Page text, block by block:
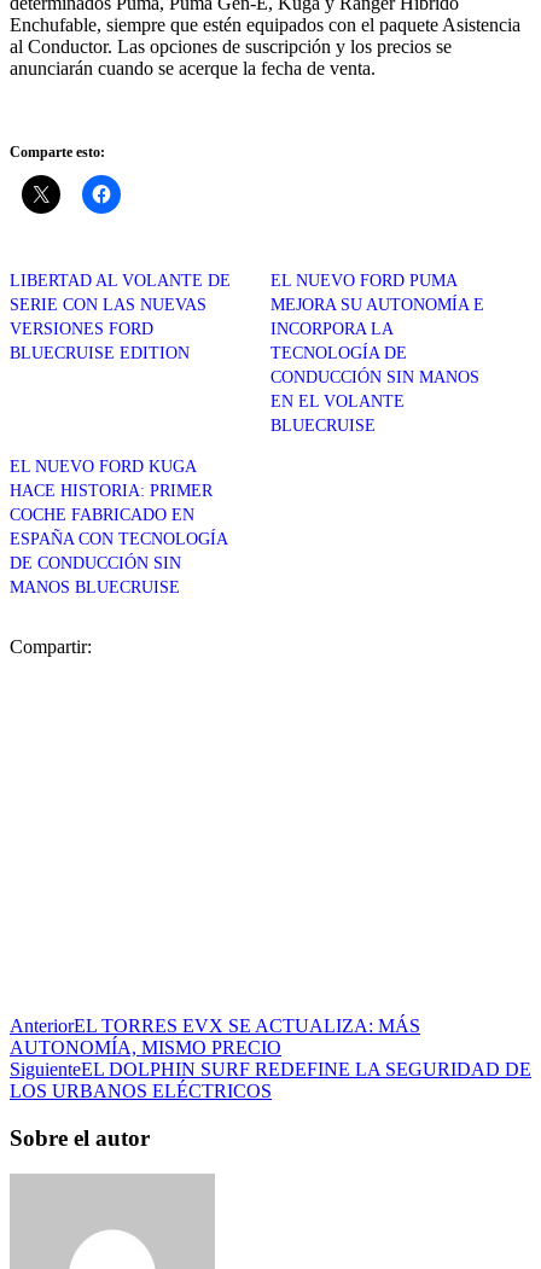
Enchufable, siempre que estén equipados con el paquete Asistencia
al Conductor. Las opciones de suscripción y los precios se
anunciarán cuando se acerque la fecha de venta.
Comparte esto:
LIBERTAD AL VOLANTE DE
SERIE CON LAS NUEVAS
VERSIONES FORD
BLUECRUISE EDITION
EL NUEVO FORD PUMA
MEJORA SU AUTONOMÍA E
INCORPORA LA
TECNOLOGÍA DE
CONDUCCIÓN SIN MANOS
EN EL VOLANTE
BLUECRUISE
EL NUEVO FORD KUGA
HACE HISTORIA: PRIMER
COCHE FABRICADO EN
ESPAÑA CON TECNOLOGÍA
DE CONDUCCIÓN SIN
MANOS BLUECRUISE
Compartir:
AnteriorEL TORRES EVX SE ACTUALIZA: MÁS
AUTONOMÍA, MISMO PRECIO
SiguienteEL DOLPHIN SURF REDEFINE LA SEGURIDAD DE
LOS URBANOS ELÉCTRICOS
Sobre el autor